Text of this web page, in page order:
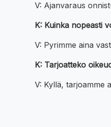
V: Ajanvaraus
K: Kuinka nopeasti
V: Pyrimme aina
K: Tarjoatteko
V: Kyllä, tarjoamme